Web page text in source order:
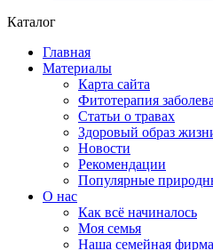
Каталог
Главная
Материалы
Карта сайта
Фитотерапия
Статьи о травах
Здоровый образ
Новости
Рекомендации
Популярные
О нас
Как всё начиналось
Моя семья
Наша семейная фирма